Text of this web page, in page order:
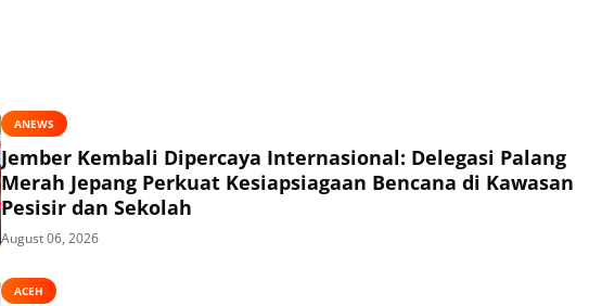
ANEWS
Jember Kembali Dipercaya Internasional: Delegasi Palang
Merah Jepang Perkuat Kesiapsiagaan Bencana di Kawasan
Pesisir dan Sekolah
August 06, 2026
ACEH